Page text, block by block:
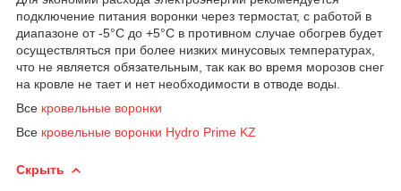
подключение питания воронки через термостат, с работой в
диапазоне от -5°С до +5°С в противном случае обогрев будет
осуществляться при более низких минусовых температурах,
что не является обязательным, так как во время морозов снег
на кровле не тает и нет необходимости в отводе воды.
Все кровельные воронки
Все кровельные воронки Hydro Prime KZ
Скрыть